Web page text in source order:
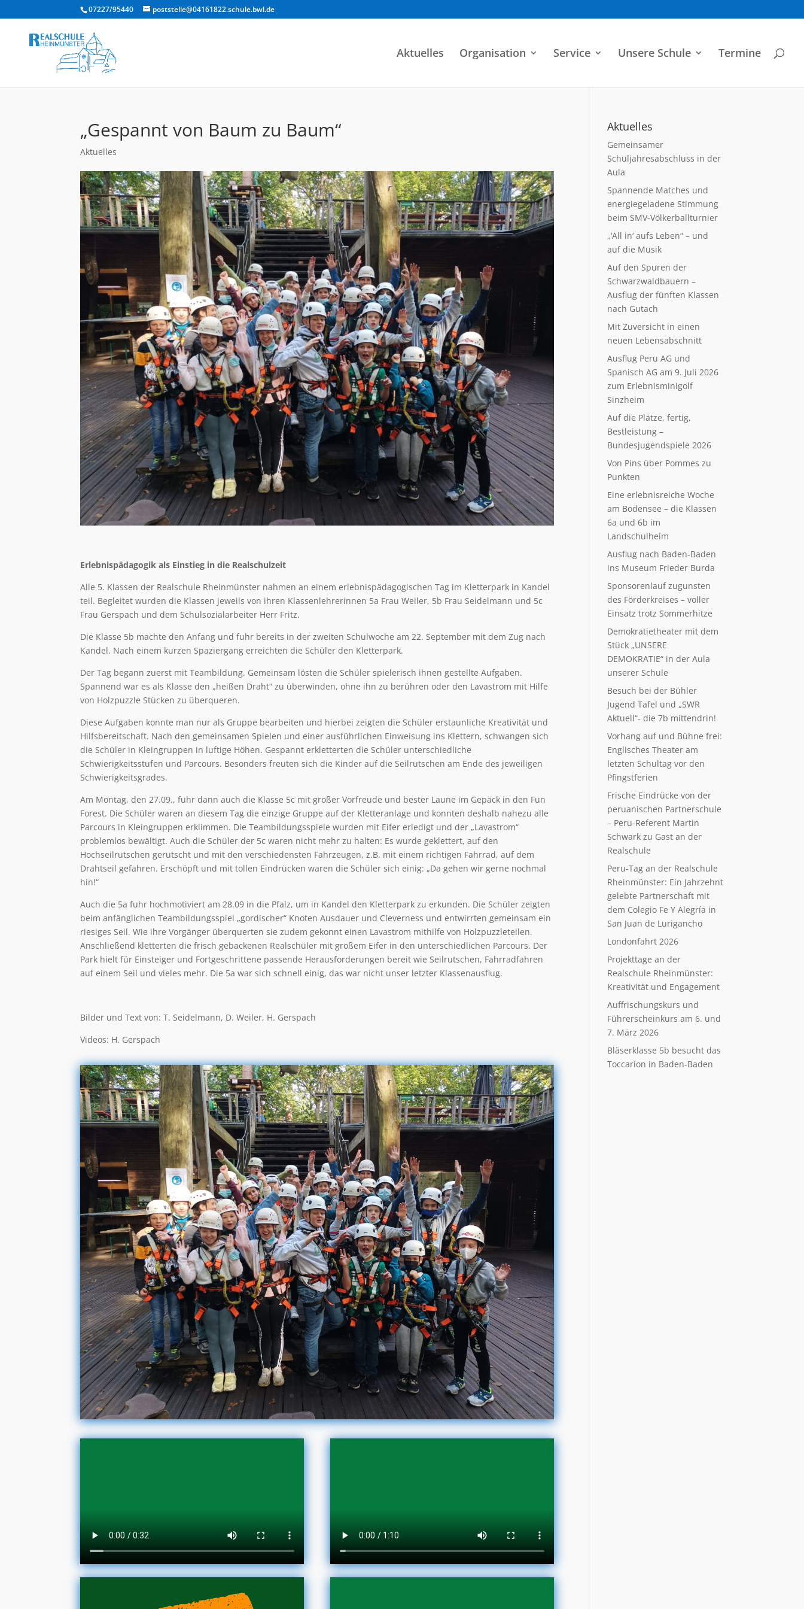
07227/95440 poststelle@04161822.schule.bwl.de
Aktuelles Organisation Service Unsere Schule Termine
„Gespannt von Baum zu Baum“
Aktuelles
Erlebnispädagogik als Einstieg in die Realschulzeit
Alle 5. Klassen der Realschule Rheinmünster nahmen an einem erlebnispädagogischen Tag im Kletterpark in Kandel
teil. Begleitet wurden die Klassen jeweils von ihren Klassenlehrerinnen 5a Frau Weiler, 5b Frau Seidelmann und 5c
Frau Gerspach und dem Schulsozialarbeiter Herr Fritz.
Die Klasse 5b machte den Anfang und fuhr bereits in der zweiten Schulwoche am 22. September mit dem Zug nach
Kandel. Nach einem kurzen Spaziergang erreichten die Schüler den Kletterpark.
Der Tag begann zuerst mit Teambildung. Gemeinsam lösten die Schüler spielerisch ihnen gestellte Aufgaben.
Spannend war es als Klasse den „heißen Draht“ zu überwinden, ohne ihn zu berühren oder den Lavastrom mit Hilfe
von Holzpuzzle Stücken zu überqueren.
Diese Aufgaben konnte man nur als Gruppe bearbeiten und hierbei zeigten die Schüler erstaunliche Kreativität und
Hilfsbereitschaft. Nach den gemeinsamen Spielen und einer ausführlichen Einweisung ins Klettern, schwangen sich
die Schüler in Kleingruppen in luftige Höhen. Gespannt erkletterten die Schüler unterschiedliche
Schwierigkeitsstufen und Parcours. Besonders freuten sich die Kinder auf die Seilrutschen am Ende des jeweiligen
Schwierigkeitsgrades.
Am Montag, den 27.09., fuhr dann auch die Klasse 5c mit großer Vorfreude und bester Laune im Gepäck in den Fun
Forest. Die Schüler waren an diesem Tag die einzige Gruppe auf der Kletteranlage und konnten deshalb nahezu alle
Parcours in Kleingruppen erklimmen. Die Teambildungsspiele wurden mit Eifer erledigt und der „Lavastrom“
problemlos bewältigt. Auch die Schüler der 5c waren nicht mehr zu halten: Es wurde geklettert, auf den
Hochseilrutschen gerutscht und mit den verschiedensten Fahrzeugen, z.B. mit einem richtigen Fahrrad, auf dem
Drahtseil gefahren. Erschöpft und mit tollen Eindrücken waren die Schüler sich einig: „Da gehen wir gerne nochmal
hin!“
Auch die 5a fuhr hochmotiviert am 28.09 in die Pfalz, um in Kandel den Kletterpark zu erkunden. Die Schüler zeigten
beim anfänglichen Teambildungsspiel „gordischer“ Knoten Ausdauer und Cleverness und entwirrten gemeinsam ein
riesiges Seil. Wie ihre Vorgänger überquerten sie zudem gekonnt einen Lavastrom mithilfe von Holzpuzzleteilen.
Anschließend kletterten die frisch gebackenen Realschüler mit großem Eifer in den unterschiedlichen Parcours. Der
Park hielt für Einsteiger und Fortgeschrittene passende Herausforderungen bereit wie Seilrutschen, Fahrradfahren
auf einem Seil und vieles mehr. Die 5a war sich schnell einig, das war nicht unser letzter Klassenausflug.
Bilder und Text von: T. Seidelmann, D. Weiler, H. Gerspach
Videos: H. Gerspach
Aktuelles
Gemeinsamer
Schuljahresabschluss in der
Aula
Spannende Matches und
energiegeladene Stimmung
beim SMV-Völkerballturnier
„‘All in‘ aufs Leben“ – und
auf die Musik
Auf den Spuren der
Schwarzwaldbauern –
Ausflug der fünften Klassen
nach Gutach
Mit Zuversicht in einen
neuen Lebensabschnitt
Ausflug Peru AG und
Spanisch AG am 9. Juli 2026
zum Erlebnisminigolf
Sinzheim
Auf die Plätze, fertig,
Bestleistung –
Bundesjugendspiele 2026
Von Pins über Pommes zu
Punkten
Eine erlebnisreiche Woche
am Bodensee – die Klassen
6a und 6b im
Landschulheim
Ausflug nach Baden-Baden
ins Museum Frieder Burda
Sponsorenlauf zugunsten
des Förderkreises – voller
Einsatz trotz Sommerhitze
Demokratietheater mit dem
Stück „UNSERE
DEMOKRATIE“ in der Aula
unserer Schule
Besuch bei der Bühler
Jugend Tafel und „SWR
Aktuell“- die 7b mittendrin!
Vorhang auf und Bühne frei:
Englisches Theater am
letzten Schultag vor den
Pfingstferien
Frische Eindrücke von der
peruanischen Partnerschule
– Peru-Referent Martin
Schwark zu Gast an der
Realschule
Peru-Tag an der Realschule
Rheinmünster: Ein Jahrzehnt
gelebte Partnerschaft mit
dem Colegio Fe Y Alegría in
San Juan de Lurigancho
Londonfahrt 2026
Projekttage an der
Realschule Rheinmünster:
Kreativität und Engagement
Auffrischungskurs und
Führerscheinkurs am 6. und
7. März 2026
Bläserklasse 5b besucht das
Toccarion in Baden-Baden